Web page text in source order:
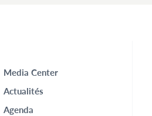
Top
menu
Media Center
Actualités
Agenda